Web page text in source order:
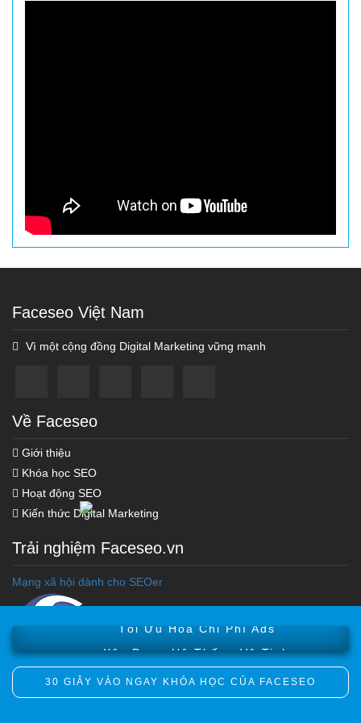
Faceseo Việt Nam
Vì một cộng đồng Digital Marketing vững mạnh
Về Faceseo
Giới thiệu
Khóa học SEO
Hoạt động SEO
Kiến thức Digital Marketing
Trải nghiệm Faceseo.vn
Mạng xã hội dành cho SEOer
30 GIÂY VÀO NGAY KHÓA HỌC CỦA FACESEO